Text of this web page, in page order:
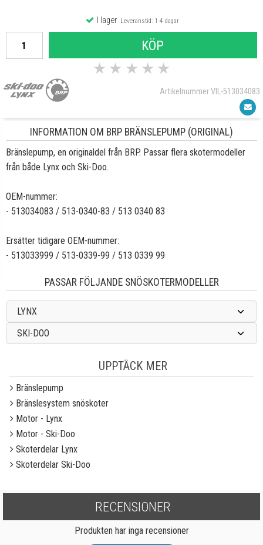
I lagerLeveranstid: 1-4 dagar
KÖP
★ ★ ★ ★ ★
Artikelnummer VIL-513034083
INFORMATION OM BRP BRÄNSLEPUMP (ORIGINAL)
Bränslepump, en originaldel från BRP. Passar flera skotermodeller
från både Lynx och Ski-Doo.
OEM-nummer:
- 513034083 / 513-0340-83 / 513 0340 83
Ersätter tidigare OEM-nummer:
- 513033999 / 513-0339-99 / 513 0339 99
PASSAR FÖLJANDE SNÖSKOTERMODELLER
LYNX
SKI-DOO
UPPTÄCK MER
Bränslepump
Bränslesystem snöskoter
Motor - Lynx
Motor - Ski-Doo
Skoterdelar Lynx
Skoterdelar Ski-Doo
RECENSIONER
Produkten har inga recensioner